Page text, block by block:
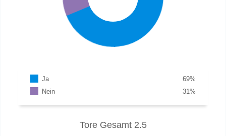
Ja %
69
Nein
%
31
Tore Gesamt 2.5